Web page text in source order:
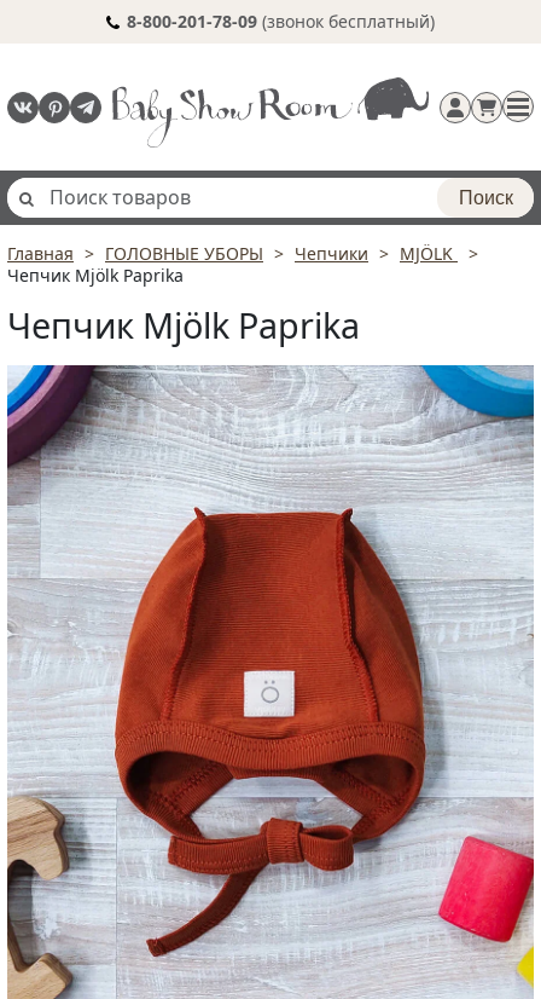
8-800-201-78-09 (звонок бесплатный)
Регистрация
Поиск
Главная ГОЛОВНЫЕ УБОРЫ Чепчики
MJÖLK
Чепчик Mjölk Paprika
Чепчик Mjölk Paprika